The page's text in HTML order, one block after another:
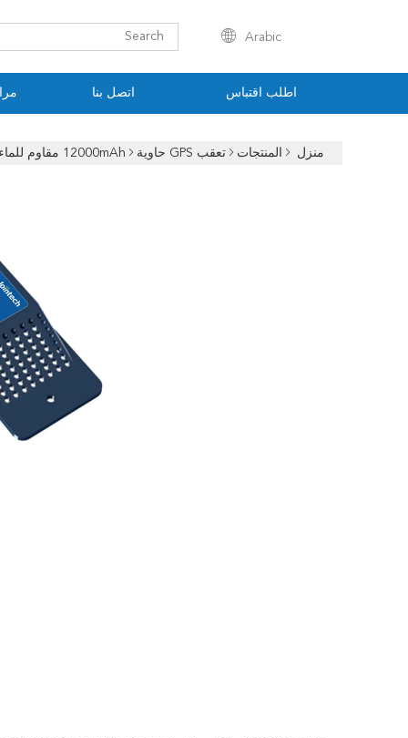
Arabic
اتصل بنا اطلب اقتباس
منزل المنتجات تعقب GPS حاوية 12000mAh مقاوم للماء IP67 Container GPS Tracker GSM 200mA Wireless